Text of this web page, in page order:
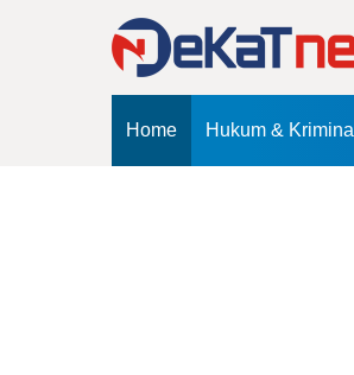
Home Hukum & Kriminal